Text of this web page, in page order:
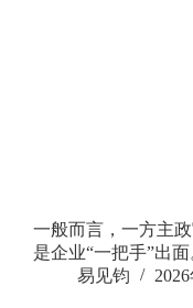
一般而言，一方主
是企业“一把手”出面
易见钧